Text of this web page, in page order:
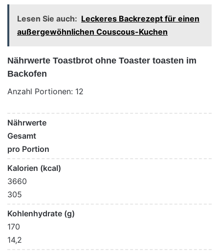
Lesen Sie auch: Leckeres Backrezept für einen
außergewöhnlichen Couscous-Kuchen
Nährwerte Toastbrot ohne Toaster toasten im
Backofen
Anzahl Portionen: 12
Nährwerte
Gesamt
pro Portion
Kalorien (kcal)
3660
305
Kohlenhydrate (g)
170
14,2